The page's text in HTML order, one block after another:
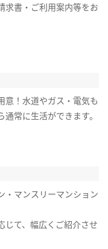
求書・ご利用案内等をお
意！水道やガス・電気も
常に生活ができます。
・マンスリーマンション
じて、幅広くご紹介させ